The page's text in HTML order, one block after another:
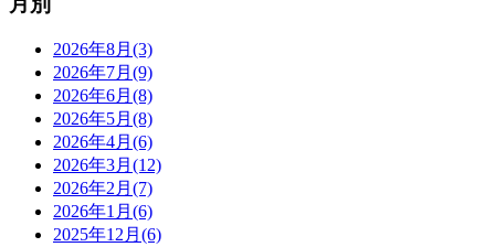
2026年8月(3)
2026年7月(9)
2026年6月(8)
2026年5月(8)
2026年4月(6)
2026年3月(12)
2026年2月(7)
2026年1月(6)
2025年12月(6)